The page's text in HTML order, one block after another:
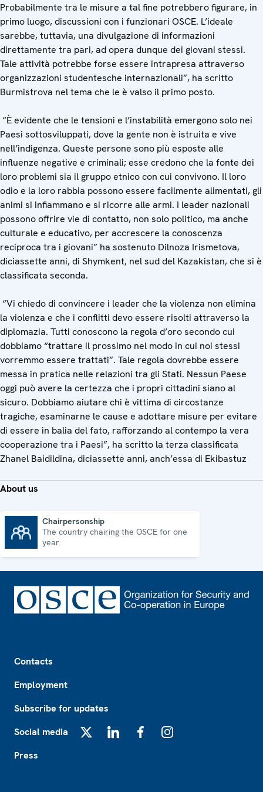
Probabilmente tra le misure a tal fine potrebbero figurare, in
primo luogo, discussioni con i funzionari OSCE. L’ideale
sarebbe, tuttavia, una divulgazione di informazioni
direttamente tra pari, ad opera dunque dei giovani stessi.
Tale attività potrebbe forse essere intrapresa attraverso
organizzazioni studentesche internazionali”, ha scritto
Burmistrova nel tema che le è valso il primo posto.
“È evidente che le tensioni e l’instabilità emergono solo nei
Paesi sottosviluppati, dove la gente non è istruita e vive
nell’indigenza. Queste persone sono più esposte alle
influenze negative e criminali; esse credono che la fonte dei
loro problemi sia il gruppo etnico con cui convivono. Il loro
odio e la loro rabbia possono essere facilmente alimentati, gli
animi si infiammano e si ricorre alle armi. I leader nazionali
possono offrire vie di contatto, non solo politico, ma anche
culturale e educativo, per accrescere la conoscenza
reciproca tra i giovani” ha sostenuto Dilnoza Irismetova,
diciassette anni, di Shymkent, nel sud del Kazakistan, che si è
classificata seconda.
“Vi chiedo di convincere i leader che la violenza non elimina
la violenza e che i conflitti devo essere risolti attraverso la
diplomazia. Tutti conoscono la regola d’oro secondo cui
dobbiamo “trattare il prossimo nel modo in cui noi stessi
vorremmo essere trattati”. Tale regola dovrebbe essere
messa in pratica nelle relazioni tra gli Stati. Nessun Paese
oggi può avere la certezza che i propri cittadini siano al
sicuro. Dobbiamo aiutare chi è vittima di circostanze
tragiche, esaminarne le cause e adottare misure per evitare
di essere in balia del fato, rafforzando al contempo la vera
cooperazione tra i Paesi”, ha scritto la terza classificata
Zhanel Baidildina, diciassette anni, anch’essa di Ekibastuz
About us
Chairpersonship
The country chairing the OSCE for one
year
Contacts
Employment
Subscribe for updates
Social media
Press